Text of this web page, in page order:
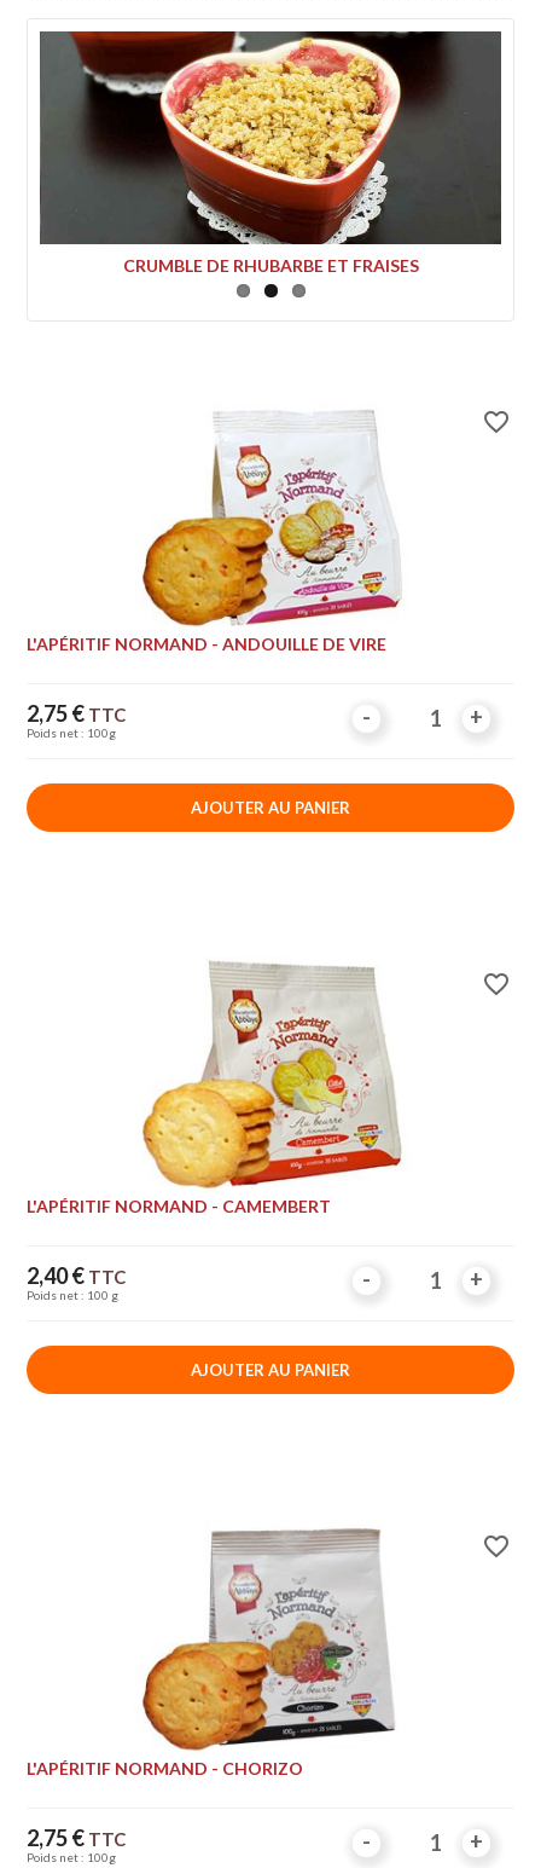
MILLE FEUILLE PETITS NORMANDS NATURE
favorite_border
L'APÉRITIF NORMAND - ANDOUILLE DE VIRE
Prix
2,75 € TTC
Poids net : 100g
- +
- +
AJOUTER AU PANIER
favorite_border
L'APÉRITIF NORMAND - CAMEMBERT
Prix
2,40 € TTC
Poids net : 100 g
- +
- +
AJOUTER AU PANIER
favorite_border
L'APÉRITIF NORMAND - CHORIZO
Prix
2,75 € TTC
Poids net : 100g
- +
- +